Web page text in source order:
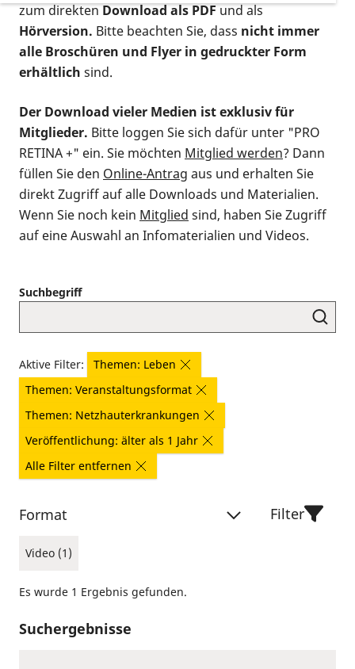
zum direktenDownload als PDFund als
Hörversion. Bitte beachten Sie, dass nicht immer
alle Broschüren und Flyer in gedruckter Form
erhältlich sind.
Der Download vieler Medien ist exklusiv für
Mitglieder. Bitte loggen Sie sich dafür unter "PRO
RETINA +" ein. Sie möchten Mitglied werden? Dann
füllen Sie den Online-Antrag aus und erhalten Sie
direkt Zugriff auf alle Downloads und Materialien.
Wenn Sie noch kein Mitglied sind, haben Sie Zugriff
auf eine Auswahl an Infomaterialien und Videos.
Suchbegriff
Aktive Filter:
Themen: Leben
Themen: Veranstaltungsformat
Themen: Netzhauterkrankungen
Veröffentlichung: älter als 1 Jahr
Alle Filter entfernen
Format
Video (1)
Filter
Es wurde 1 Ergebnis gefunden.
Suchergebnisse